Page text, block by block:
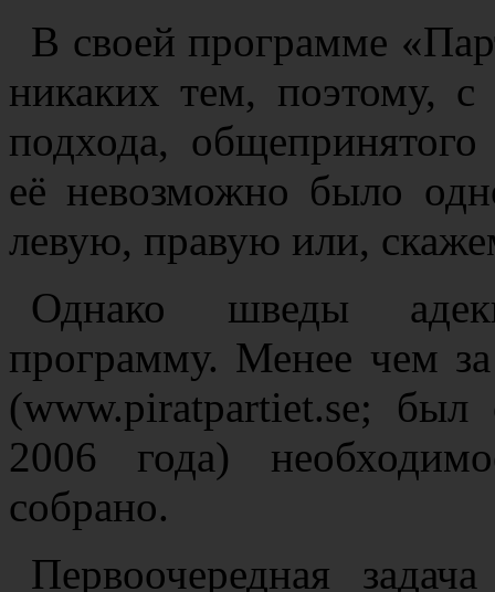
В своей программе
никаких тем, поэтому, с
подхода,
её невозможно было
левую, правую или,
Однако шведы
программу. Менее чем
(www.piratpartiet.se;
2006 года)
собрано.
Первоочередная